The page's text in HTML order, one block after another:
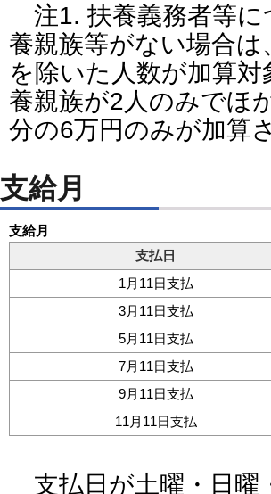
注1. 扶養義務者等に
養親族等がない場合
を除いた人数が加算
養親族が2人のみでほ
分の6万円のみが加算
支給月
支給月
支払日
1月11日支払
3月11日支払
5月11日支払
7月11日支払
9月11日支払
11月11日支払
支払日が土曜・日曜